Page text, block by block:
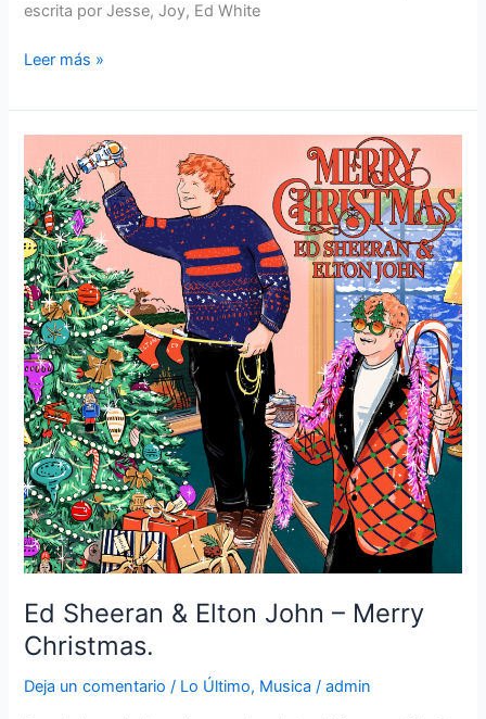
escrita por Jesse, Joy, Ed White
Leer más »
Ed Sheeran & Elton John – Merry
Christmas.
Deja un comentario / Lo Último, Musica /admin
Sheeran
&
Elton
John
–
Merry
Christmas.